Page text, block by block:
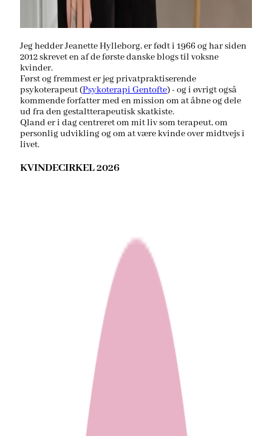
Jeg hedder Jeanette Hylleborg, er født i 1966 og har siden
2012 skrevet en af de første danske blogs til voksne
kvinder.
Først og fremmest er jeg privatpraktiserende
psykoterapeut (Psykoterapi Gentofte) - og i øvrigt også
kommende forfatter med en mission om at åbne og dele
ud fra den gestaltterapeutisk skatkiste.
Qland er i dag centreret om mit liv som terapeut, om
personlig udvikling og om at være kvinde over midtvejs i
livet.
KVINDECIRKEL 2026